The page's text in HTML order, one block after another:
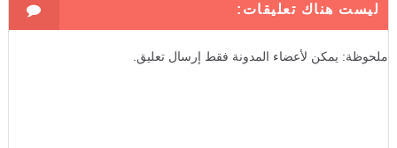
ليست هناك تعليقات:
ملحوظة: يمكن لأعضاء المدونة فقط إرسال تعليق.